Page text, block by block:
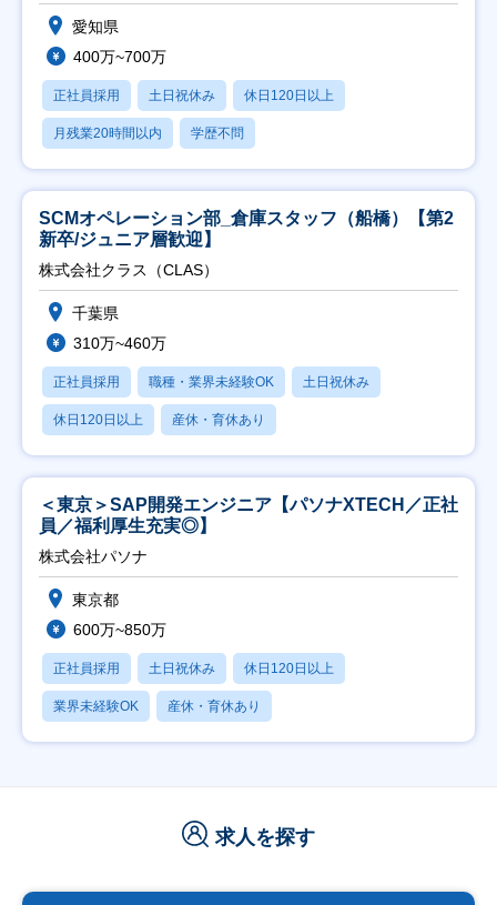
愛知県
400万~700万
正社員採用 土日祝休み 休日120日以上
月残業20時間以内 学歴不問
SCMオペレーション部_倉庫スタッフ（船橋）【第2
新卒/ジュニア層歓迎】
株式会社クラス（CLAS）
千葉県
310万~460万
正社員採用 職種・業界未経験OK 土日祝休み
休日120日以上 産休・育休あり
＜東京＞SAP開発エンジニア【パソナXTECH／正社
員／福利厚生充実◎】
株式会社パソナ
東京都
600万~850万
正社員採用 土日祝休み 休日120日以上
業界未経験OK 産休・育休あり
求人を探す